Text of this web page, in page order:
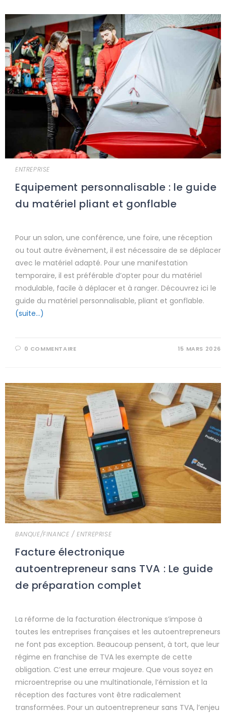
ENTREPRISE
Equipement personnalisable : le guide
du matériel pliant et gonflable
Pour un salon, une conférence, une foire, une réception
ou tout autre évènement, il est nécessaire de se déplacer
avec le matériel adapté. Pour une manifestation
temporaire, il est préférable d’opter pour du matériel
modulable, facile à déplacer et à ranger. Découvrez ici le
guide du matériel personnalisable, pliant et gonflable.
(suite…)
0 COMMENTAIRE 15 MARS 2026
BANQUE/FINANCE /ENTREPRISE
Facture électronique
autoentrepreneur sans TVA : Le guide
de préparation complet
La réforme de la facturation électronique s’impose à
toutes les entreprises françaises et les autoentrepreneurs
ne font pas exception. Beaucoup pensent, à tort, que leur
régime en franchise de TVA les exempte de cette
obligation. C’est une erreur majeure. Que vous soyez en
microentreprise ou une multinationale, l’émission et la
réception des factures vont être radicalement
transformées. Pour un autoentrepreneur sans TVA, l’enjeu